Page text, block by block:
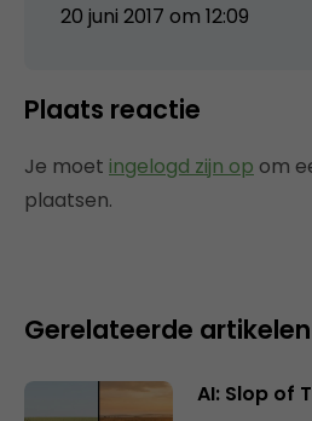
20 juni 2017 om 12:09
Plaats reactie
Je moet ingelogd zijn op om
plaatsen.
Gerelateerde artikelen
AI: Slop of